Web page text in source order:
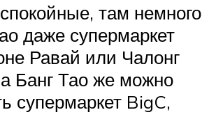
там немного
даже супермаркет
Равай или Чалонг
Банг Тао же можно
супермаркет BigC,